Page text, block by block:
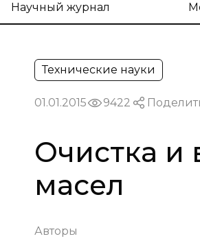
Научный журнал
Технические науки
01.01.2015 9422
Очистка и
масел
Авторы